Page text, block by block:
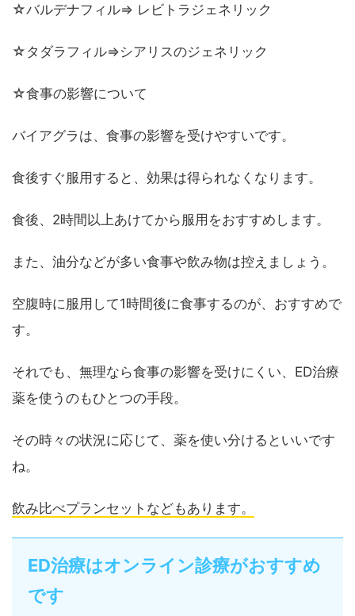
☆バルデナフィル⇒ レビトラジェネリック
☆タダラフィル⇒シアリスのジェネリック
☆食事の影響について
バイアグラは、食事の影響を受けやすいです。
食後すぐ服用すると、効果は得られなくなります。
食後、2時間以上あけてから服用をおすすめします。
また、油分などが多い食事や飲み物は控えましょう。
空腹時に服用して1時間後に食事するのが、おすすめで
す。
それでも、無理なら食事の影響を受けにくい、ED治療
薬を使うのもひとつの手段。
その時々の状況に応じて、薬を使い分けるといいです
ね。
飲み比べプランセットなどもあります。
ED治療はオンライン診療がおすすめ
です